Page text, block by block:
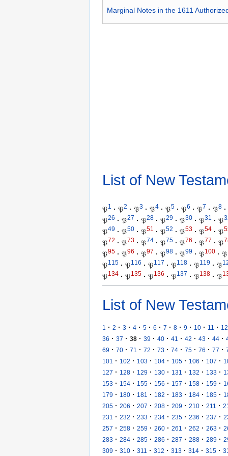
Marginal Notes in the 1611
List of New
𝔓1 · 𝔓2 · 𝔓3 · 𝔓4 · 𝔓5 · 𝔓6 · 𝔓7 · 𝔓8 ·
𝔓26 · 𝔓27 · 𝔓28 · 𝔓29 · 𝔓30 · 𝔓31 · 𝔓
𝔓49 · 𝔓50 · 𝔓51 · 𝔓52 · 𝔓53 · 𝔓54 · 𝔓
𝔓72 · 𝔓73 · 𝔓74 · 𝔓75 · 𝔓76 · 𝔓77 · 𝔓
𝔓95 · 𝔓96 · 𝔓97 · 𝔓98 · 𝔓99 · 𝔓100 · 𝔓
𝔓115 · 𝔓116 · 𝔓117 · 𝔓118 · 𝔓119 · 𝔓
𝔓134 · 𝔓135 · 𝔓136 · 𝔓137 · 𝔓138 · 𝔓
List of New
1 · 2 · 3 · 4 · 5 · 6 · 7 · 8 · 9 · 10 · 11 · 12
36 · 37 · 38 · 39 · 40 · 41 · 42 · 43 · 44 ·
69 · 70 · 71 · 72 · 73 · 74 · 75 · 76 · 77 ·
101
· 102 · 103 · 104 · 105 · 106 · 107 ·
127 · 128 · 129 · 130 · 131 · 132 · 133 ·
153 · 154 · 155 · 156 · 157 · 158 · 159 ·
179 · 180 · 181 · 182 · 183 · 184 · 185 ·
205 · 206 · 207 · 208 · 209 · 210 · 211 ·
231
· 232 · 233 · 234 · 235 · 236 · 237 ·
257 · 258 · 259 · 260 · 261 · 262 · 263 ·
283 · 284 · 285 · 286 · 287 · 288 · 289 ·
309 · 310 · 311 · 312 · 313 · 314 · 315 ·